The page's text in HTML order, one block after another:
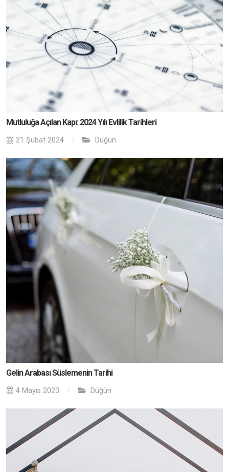
Mutluluğa Açılan Kapı: 2024 Yılı Evlilik Tarihleri
21 Şubat 2024 Düğün
Gelin Arabası Süslemenin Tarihi
4 Mayıs 2023 Düğün